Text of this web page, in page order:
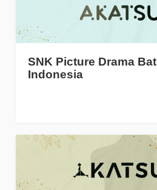
SNK Picture Drama
Indonesia